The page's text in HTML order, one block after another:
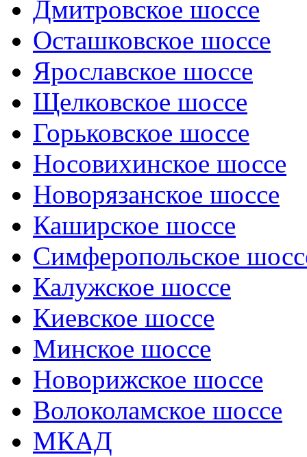
Дмитровское шоссе
Осташковское шоссе
Ярославское шоссе
Щелковское шоссе
Горьковское шоссе
Носовихинское шоссе
Новорязанское шоссе
Каширское шоссе
Симферопольское
Калужское шоссе
Киевское шоссе
Минское шоссе
Новорижское шоссе
Волоколамское шоссе
МКАД